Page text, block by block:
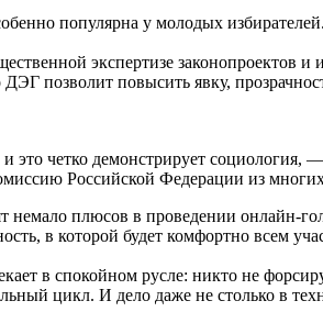
популярна у молодых
экспертизе
позволит повысить явку,
это четко демонстрирует социология,
Российской Федерации из
немало плюсов в проведении онлайн-
в которой будет комфортно всем
в спокойном русле: никто не
цикл. И дело даже не столько в